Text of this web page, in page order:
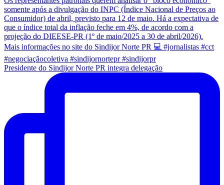
Presidente do Sindijor Norte PR integra delegação